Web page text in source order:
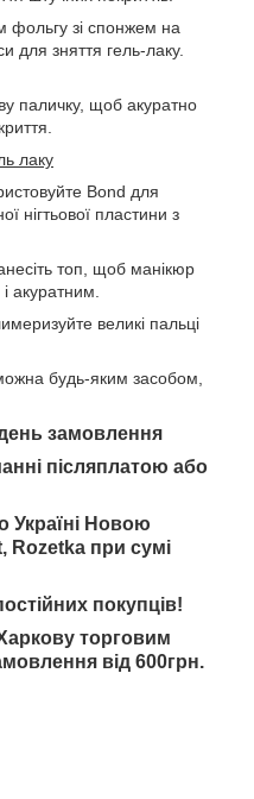
фольгу зі спонжем на
для зняття гель-лаку.
паличку, щоб акуратно
лаку
Bond для
нігтьової пластини з
топ, щоб манікюр
акуратним.
великі пальці
будь-яким засобом,
замовлення
післяплатою або
Україні Новою
при сумі
покупців!
торговим
від 600грн.